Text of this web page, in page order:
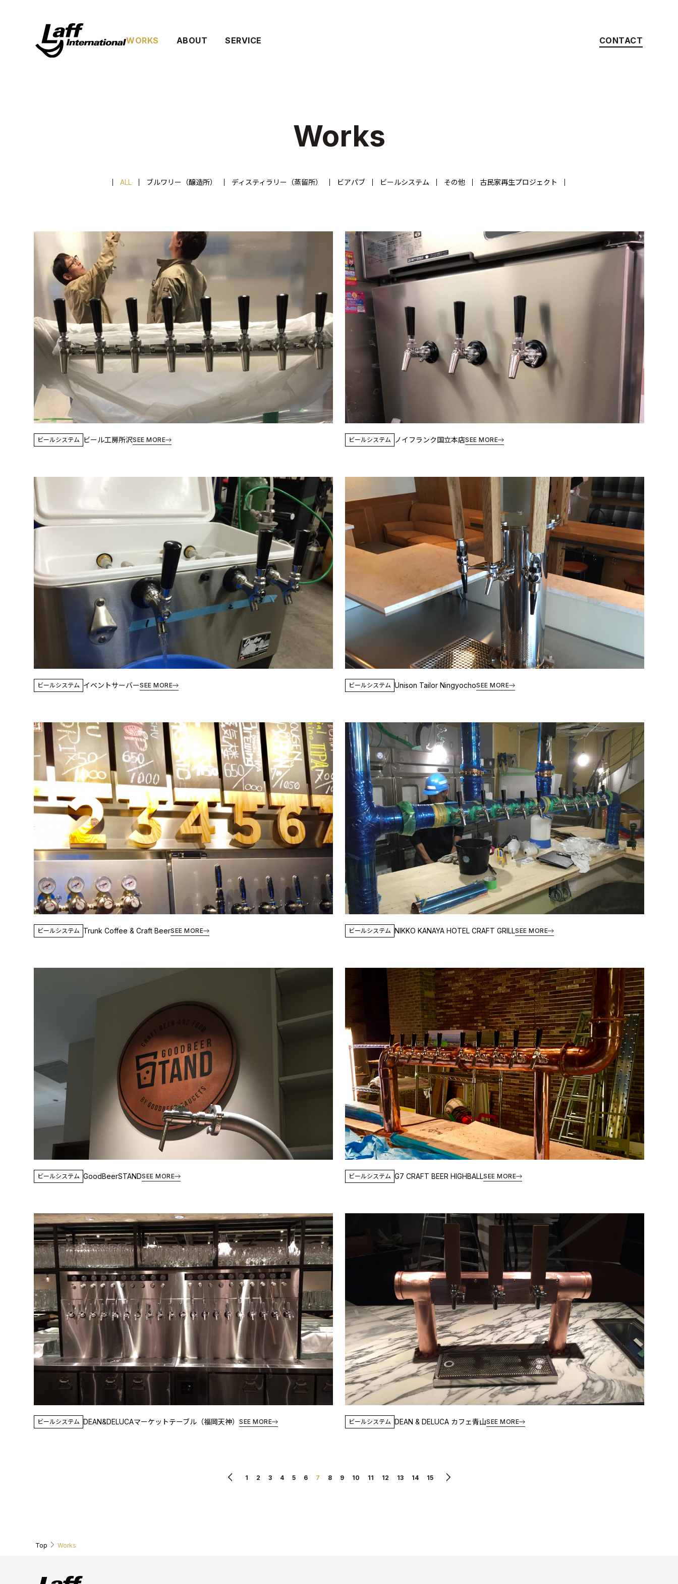
WORKS ABOUT SERVICE CONTACT
Works
ALL ブルワリー（醸造所） ディスティラリー（蒸留所） ビアパブ ビールシステム その他 古民家再生プロジェクト
ビールシステム ビール工房所沢SEE MORE ビールシステム ノイフランク国立本店SEE MORE
ビールシステム イベントサーバーSEE MORE ビールシステム Unison Tailor NingyochoSEE MORE
ビールシステム Trunk Coffee & Craft BeerSEE MORE ビールシステム NIKKO KANAYA HOTEL CRAFT GRILLSEE MORE
ビールシステム GoodBeerSTANDSEE MORE ビールシステム G7 CRAFT BEER HIGHBALLSEE MORE
ビールシステム DEAN&DELUCAマーケットテーブル（福岡天神）SEE MORE ビールシステム DEAN & DELUCA カフェ青山SEE MORE
1 2 3 4 5 6 7 8 9 10 11 12 13 14 15
Top Works